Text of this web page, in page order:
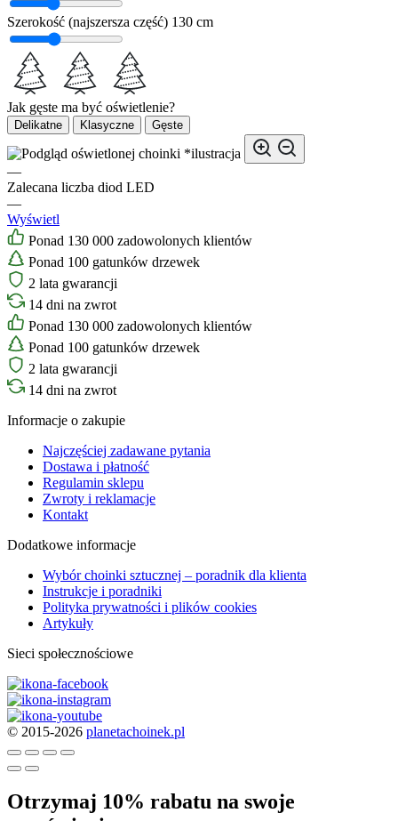
Szerokość (najszersza część) 130 cm
Jak gęste ma być oświetlenie?
Delikatne Klasyczne Gęste
*ilustracja
—
Zalecana liczba diod LED
—
Wyświetl
Ponad 130 000 zadowolonych klientów
Ponad 100 gatunków drzewek
2 lata gwarancji
14 dni na zwrot
Ponad 130 000 zadowolonych klientów
Ponad 100 gatunków drzewek
2 lata gwarancji
14 dni na zwrot
Informacje o zakupie
Najczęściej zadawane pytania
Dostawa i płatność
Regulamin sklepu
Zwroty i reklamacje
Kontakt
Dodatkowe informacje
Wybór choinki sztucznej – poradnik dla klienta
Instrukcje i poradniki
Polityka prywatności i plików cookies
Artykuły
Sieci społecznościowe
© 2015-2026 planetachoinek.pl
Otrzymaj 10% rabatu na swoje